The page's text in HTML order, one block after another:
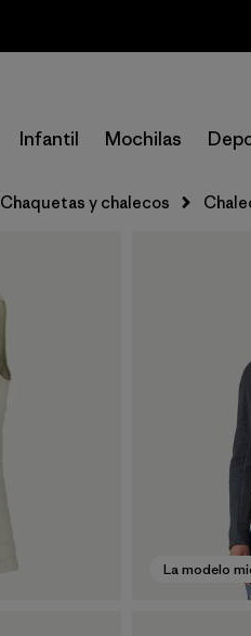
Infantil Mochilas
Chaquetas y chalecos
La modelo